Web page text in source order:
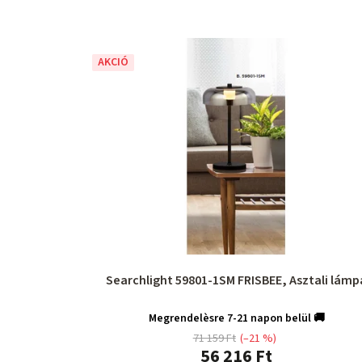
AKCIÓ
Searchlight 59801-1SM FRISBEE, Asztali
Megrendelèsre 7-21 napon belül 🚚
56 216 Ft
71 159 Ft (–21 %)